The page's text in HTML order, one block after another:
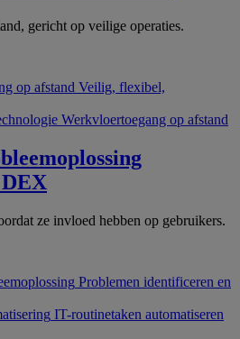
gericht op veilige operaties.
op afstand Veilig, flexibel,
Werkvloertoegang op afstand
ze invloed hebben op gebruikers.
Problemen identificeren en
IT-routinetaken automatiseren